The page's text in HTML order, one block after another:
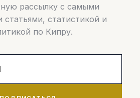
рассылку с самыми
статьями, статистикой и
по Кипру.